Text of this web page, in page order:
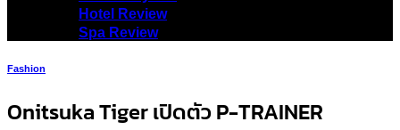
Hotel Review
Spa Review
Fashion
Onitsuka Tiger เปิดตัว P-TRAINER